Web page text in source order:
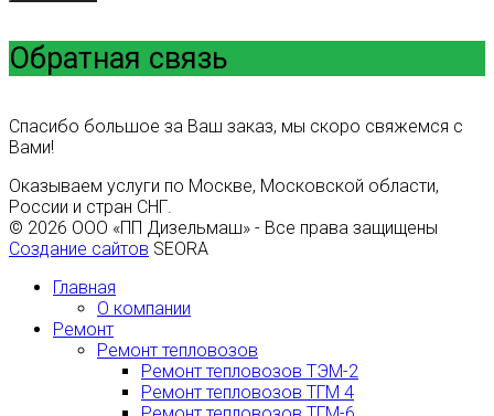
Обратная связь
Спасибо большое за Ваш заказ, мы скоро свяжемся с
Вами!
Оказываем услуги по Москве, Московской области,
России и стран СНГ.
© 2026 ООО «ПП Дизельмаш» - Все права защищены
Создание сайтов SEORA
Главная
О компании
Ремонт
Ремонт тепловозов
Ремонт тепловозов ТЭМ-2
Ремонт тепловозов ТГМ 4